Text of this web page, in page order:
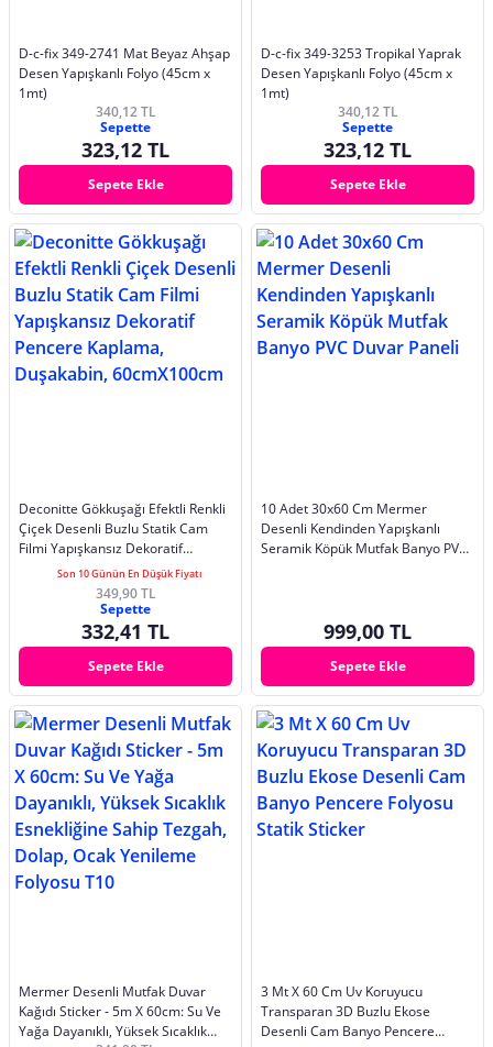
D-c-fix 349-2741 Mat Beyaz Ahşap
Desen Yapışkanlı Folyo (45cm x
1mt)
340,12 TL
Sepette
323,12 TL
Sepete Ekle
D-c-fix 349-3253 Tropikal Yaprak
Desen Yapışkanlı Folyo (45cm x
1mt)
340,12 TL
Sepette
323,12 TL
Sepete Ekle
Deconitte Gökkuşağı Efektli Renkli
Çiçek Desenli Buzlu Statik Cam
Filmi Yapışkansız Dekoratif
Pencere Kaplama, Duşakabin,
60cmX100cm
Son 10 Günün En Düşük Fiyatı
349,90 TL
Sepette
332,41 TL
Sepete Ekle
10 Adet 30x60 Cm Mermer
Desenli Kendinden Yapışkanlı
Seramik Köpük Mutfak Banyo PVC
999,00 TL
Sepete Ekle
Mermer Desenli Mutfak Duvar
Kağıdı Sticker - 5m X 60cm: Su Ve
Yağa Dayanıklı, Yüksek Sıcaklık
3 Mt X 60 Cm Uv Koruyucu
Transparan 3D Buzlu Ekose
Desenli Cam Banyo Pencere